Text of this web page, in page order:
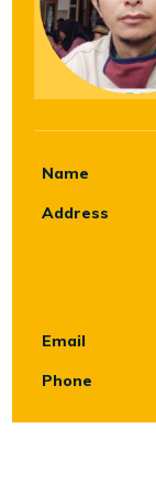
Name
Address
Email
Phone